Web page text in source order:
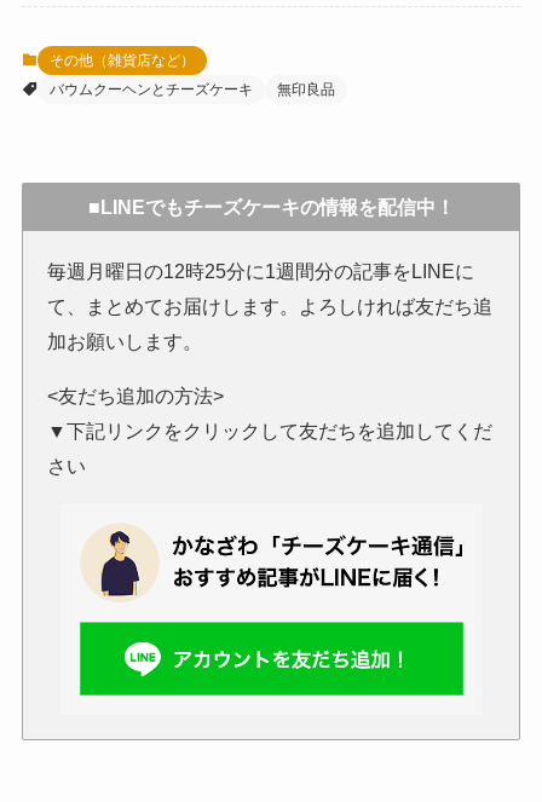
その他（雑貨店など）
バウムクーヘンとチーズケーキ
無印良品
■LINEでもチーズケーキの情報を配信中！
毎週月曜日の12時25分に1週間分の記事をLINEに
て、まとめてお届けします。よろしければ友だち追
加お願いします。
<友だち追加の方法>
▼下記リンクをクリックして友だちを追加してくだ
さい